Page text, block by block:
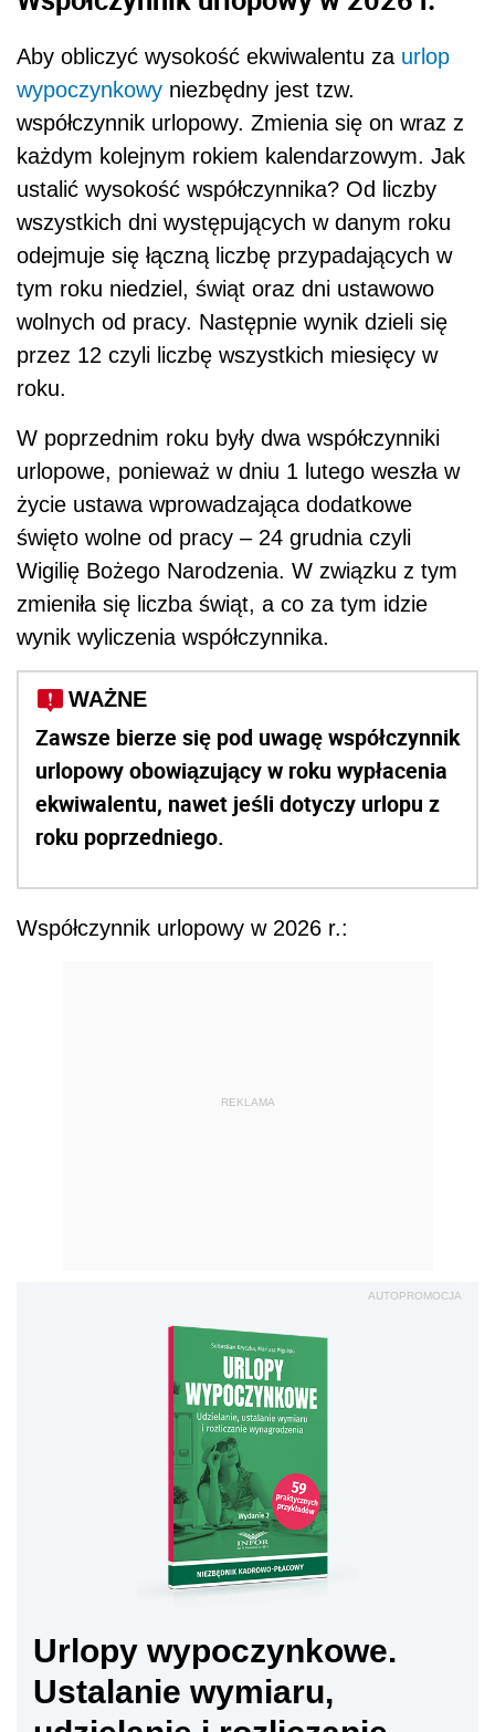
Aby obliczyć wysokość ekwiwalentu za urlop
wypoczynkowy niezbędny jest tzw.
współczynnik urlopowy. Zmienia się on wraz z
każdym kolejnym rokiem kalendarzowym. Jak
ustalić wysokość współczynnika? Od liczby
wszystkich dni występujących w danym roku
odejmuje się łączną liczbę przypadających w
tym roku niedziel, świąt oraz dni ustawowo
wolnych od pracy. Następnie wynik dzieli się
przez 12 czyli liczbę wszystkich miesięcy w
roku.
W poprzednim roku były dwa współczynniki
urlopowe, ponieważ w dniu 1 lutego weszła w
życie ustawa wprowadzająca dodatkowe
święto wolne od pracy – 24 grudnia czyli
Wigilię Bożego Narodzenia. W związku z tym
zmieniła się liczba świąt, a co za tym idzie
wynik wyliczenia współczynnika.
WAŻNE
Zawsze bierze się pod uwagę współczynnik
urlopowy obowiązujący w roku wypłacenia
ekwiwalentu, nawet jeśli dotyczy urlopu z
roku poprzedniego.
Współczynnik urlopowy w 2026 r.:
REKLAMA
AUTOPROMOCJA
Urlopy wypoczynkowe.
Ustalanie wymiaru,